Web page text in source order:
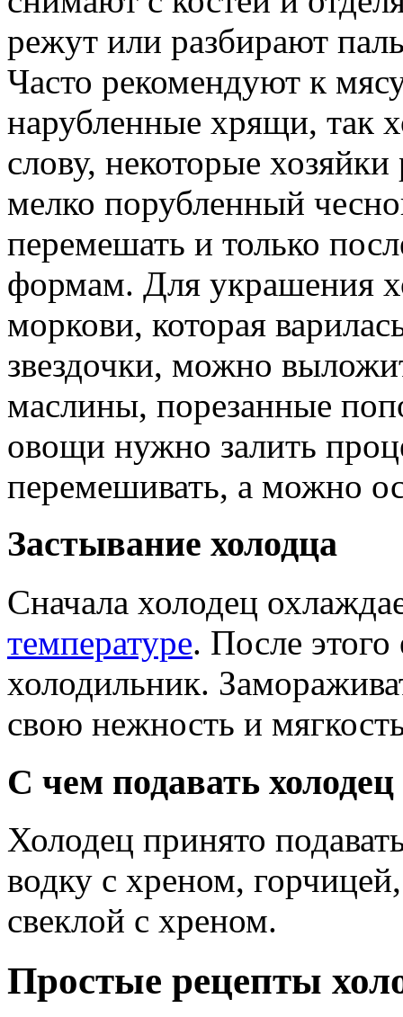
режут или разбирают
Часто рекомендуют к
нарубленные хрящи, так
слову, некоторые
мелко порубленный
перемешать и только
формам. Для украшения
моркови, которая
звездочки, можно
маслины, порезанные
овощи нужно залить
перемешивать, а можно
Застывание холодца
Сначала холодец
температуре. После
холодильник.
свою нежность и
С чем подавать холодец
Холодец принято
водку с хреном,
свеклой с хреном.
Простые рецепты